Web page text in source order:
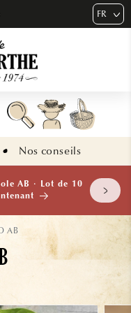
FR
Nos conseils
AB · Lot de 10
AB